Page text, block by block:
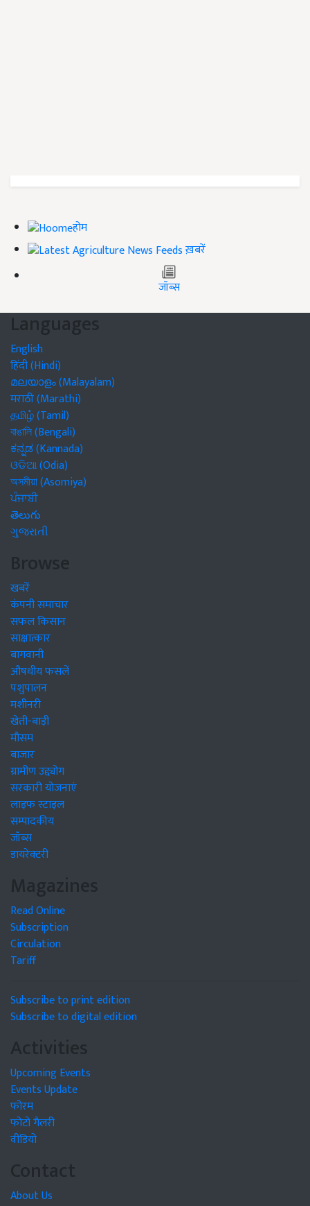
होम
ख़बरें
जॉब्स
Languages
English
हिंदी (Hindi)
മലയാളം (Malayalam)
मराठी (Marathi)
தமிழ் (Tamil)
বাঙালি (Bengali)
ಕನ್ನಡ (Kannada)
ଓଡିଆ (Odia)
অসমীয়া (Asomiya)
ਪੰਜਾਬੀ
తెలుగు
ગુજરાતી
Browse
खबरें
कंपनी समाचार
सफल किसान
साक्षात्कार
बागवानी
औषधीय फसलें
पशुपालन
मशीनरी
खेती-बाड़ी
मौसम
बाजार
ग्रामीण उद्द्योग
सरकारी योजनाएं
लाइफ स्टाइल
सम्पादकीय
जॉब्स
डायरेक्टरी
Magazines
Read Online
Subscription
Circulation
Tariff
Subscribe to print edition
Subscribe to digital edition
Activities
Upcoming Events
Events Update
फोरम
फोटो गैलरी
वीडियो
Contact
About Us